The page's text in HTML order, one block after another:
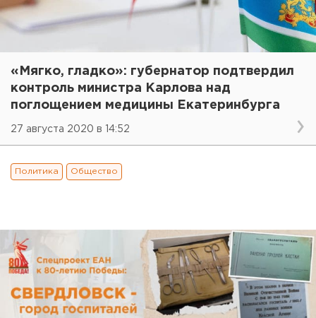
«Мягко, гладко»: губернатор подтвердил
контроль министра Карлова над
поглощением медицины Екатеринбурга
27 августа 2020 в 14:52
Политика Общество